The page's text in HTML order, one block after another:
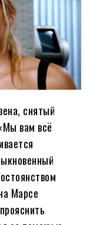
снятый
вам всё
Марсе